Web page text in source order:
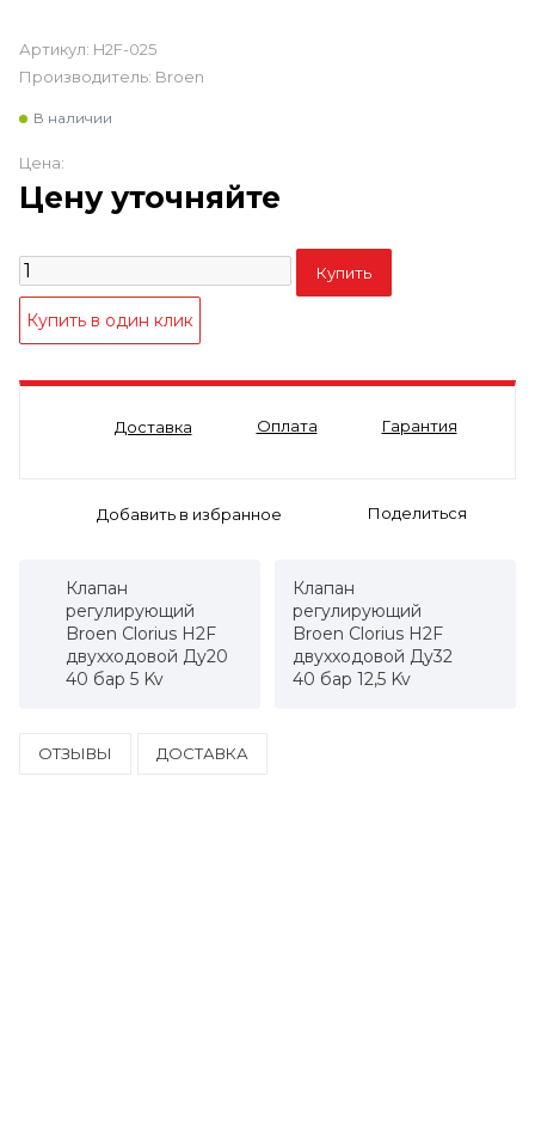
Артикул: H2F-025
Производитель: Broen
В наличии
Цена:
Цену уточняйте
Доставка Оплата Гарантия
Поделиться
Клапан
регулирующий
Broen Clorius H2F
двухходовой Ду20
40 бар 5 Kv
Клапан
регулирующий
Broen Clorius H2F
двухходовой Ду32
40 бар 12,5 Kv
ОТЗЫВЫ ДОСТАВКА